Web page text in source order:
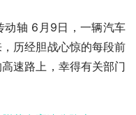
轴 6月9日，一辆汽车
历经胆战心惊的每段前
速路上，幸得有关部门